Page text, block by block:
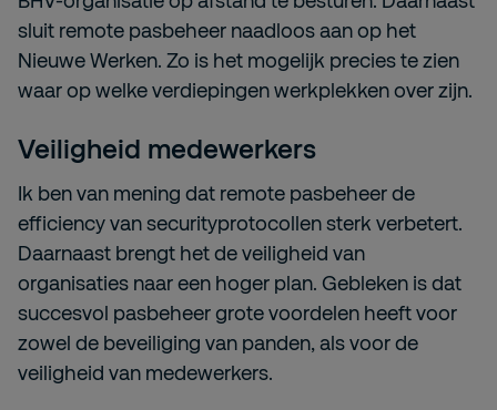
sluit remote pasbeheer naadloos aan op het
Nieuwe Werken. Zo is het mogelijk precies te zien
waar op welke verdiepingen werkplekken over zijn.
Veiligheid medewerkers
Ik ben van mening dat remote pasbeheer de
efficiency van securityprotocollen sterk verbetert.
Daarnaast brengt het de veiligheid van
organisaties naar een hoger plan. Gebleken is dat
succesvol pasbeheer grote voordelen heeft voor
zowel de beveiliging van panden, als voor de
veiligheid van medewerkers.